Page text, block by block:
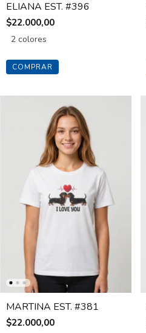
ELIANA EST. #396
$22.000,00
2 colores
COMPRAR
MARTINA EST. #381
$22.000,00